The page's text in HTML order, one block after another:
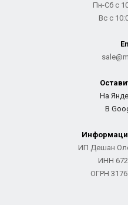
Пн-Сб с
Вс с
На
В
ИП Дешан
ИНН
ОГРН